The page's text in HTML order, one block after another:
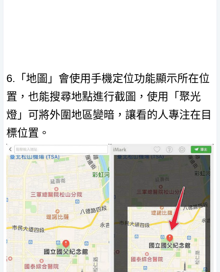
6.「地圖」會使用手機定位功能顯示所在位
置，也能搜尋地點進行截圖，使用「聚光
燈」可將外圍地區變暗，讓看的人專注在目
標位置。